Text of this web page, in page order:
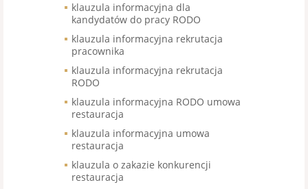
klauzula informacyjna dla
kandydatów do pracy RODO
klauzula informacyjna rekrutacja
pracownika
klauzula informacyjna rekrutacja
RODO
klauzula informacyjna RODO umowa
restauracja
klauzula informacyjna umowa
restauracja
klauzula o zakazie konkurencji
restauracja